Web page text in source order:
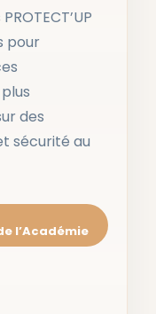
pour
des
sécurité au
l’Académie